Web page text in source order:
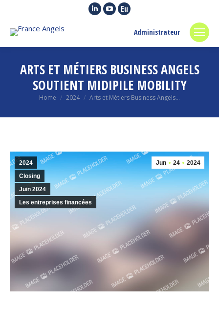
Linkedin
in
window
YouTube
in
window
Euroquity
opens
in
window
Administrateur
ARTS ET MÉTIERS BUSINESS ANGELS
SOUTIENT MIDIPILE MOBILITY
You are here:
Home 2024 Arts et Métiers Business Angels…
Jun 24 2024
2024
Closing
Juin 2024
Les entreprises financées